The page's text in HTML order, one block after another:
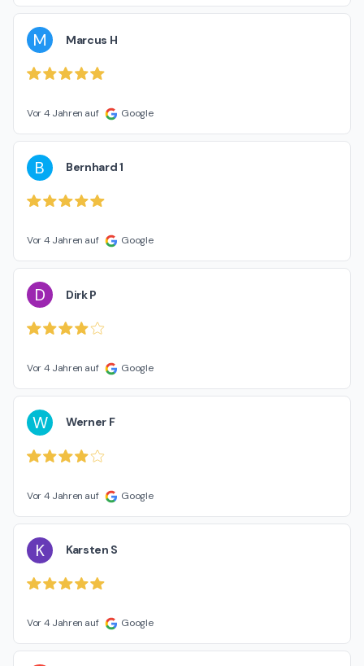
M Marcus H
Vor 4 Jahren auf Google
B Bernhard 1
Vor 4 Jahren auf Google
D Dirk P
Vor 4 Jahren auf Google
W Werner F
Vor 4 Jahren auf Google
K Karsten S
Vor 4 Jahren auf Google